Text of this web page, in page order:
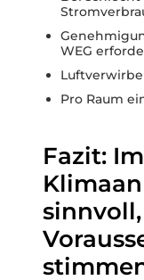
WEG
Pro Raum
Fazit: